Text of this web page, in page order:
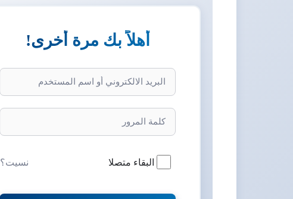
أهلاً بك مرة أخرى!
البقاء متصلا نسيت؟